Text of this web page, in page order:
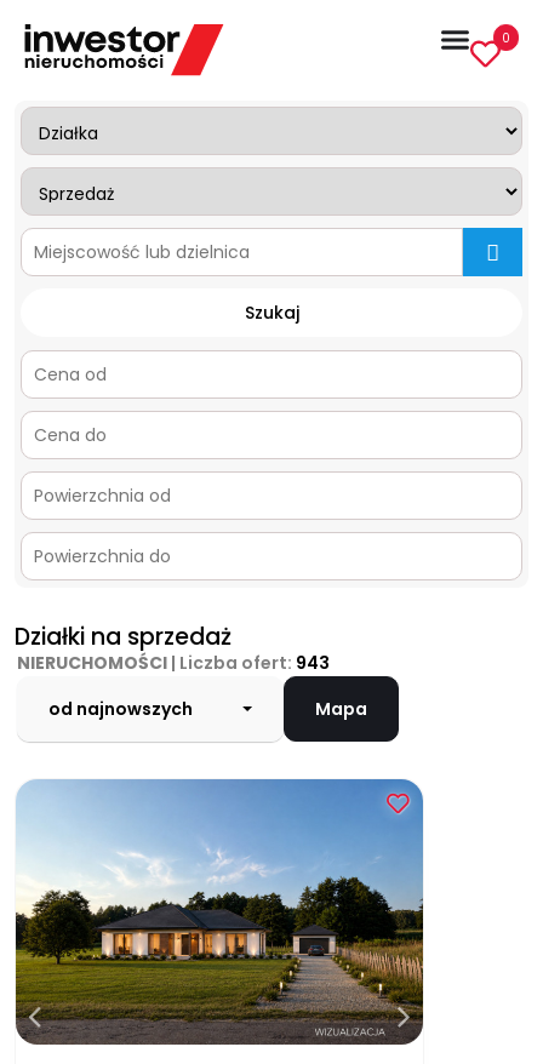
0
Działki na sprzedaż
NIERUCHOMOŚCI | Liczba ofert: 943
od najnowszych
Mapa